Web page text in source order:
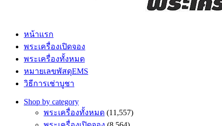
หน้าแรก
พระเครื่องเปิดจอง
พระเครื่องทั้งหมด
หมายเลขพัสดุEMS
วิธีการเช่าบูชา
Shop by category
พระเครื่องทั้งหมด (11,557)